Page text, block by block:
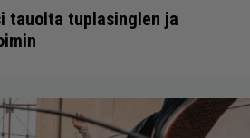
tauolta tuplasinglen ja